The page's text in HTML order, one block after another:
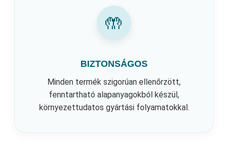
🤲
BIZTONSÁGOS
Minden termék szigorúan ellenőrzött,
fenntartható alapanyagokból készül,
környezettudatos gyártási folyamatokkal.